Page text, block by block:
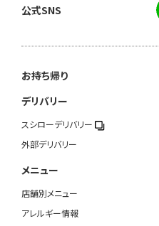
公式SNS
お持ち帰り
デリバリー
スシローデリバリー
外部デリバリー
メニュー
店舗別メニュー
アレルギー情報